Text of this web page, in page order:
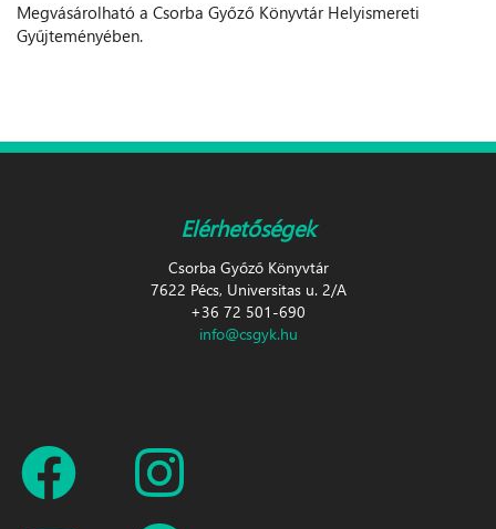
Megvásárolható a Csorba Győző Könyvtár Helyismereti
Gyűjteményében.
Elérhetőségek
Csorba Győző Könyvtár
7622 Pécs, Universitas u. 2/A
+36 72 501-690
info@csgyk.hu